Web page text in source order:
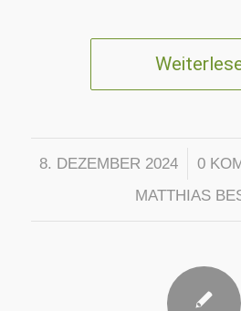
8. DEZEMBER 2024
/ 0
MATTHIAS